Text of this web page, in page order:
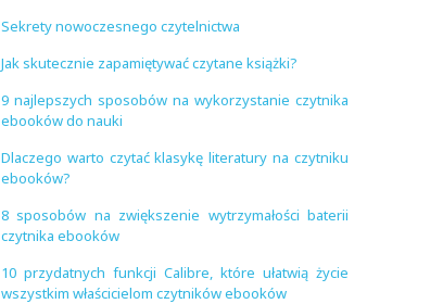
Sekrety nowoczesnego czytelnictwa
Jak skutecznie zapamiętywać czytane książki?
9 najlepszych sposobów na wykorzystanie czytnika
ebooków do nauki
Dlaczego warto czytać klasykę literatury na czytniku
ebooków?
8 sposobów na zwiększenie wytrzymałości baterii
czytnika ebooków
10 przydatnych funkcji Calibre, które ułatwią życie
wszystkim właścicielom czytników ebooków